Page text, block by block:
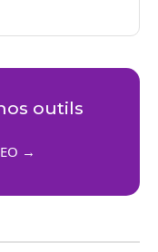
outils
→